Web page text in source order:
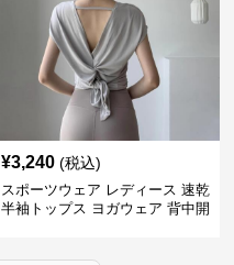
¥3,240 (税込)
スポーツウェア レディース 速乾
半袖トップス ヨガウェア 背中開